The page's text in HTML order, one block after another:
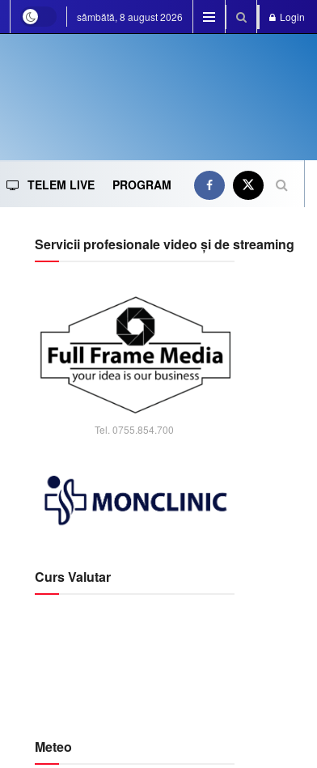
sâmbătă, 8 august 2026 Login
TELEM LIVE PROGRAM
Servicii profesionale video și de streaming
Tel. 0755.854.700
Curs Valutar
Meteo